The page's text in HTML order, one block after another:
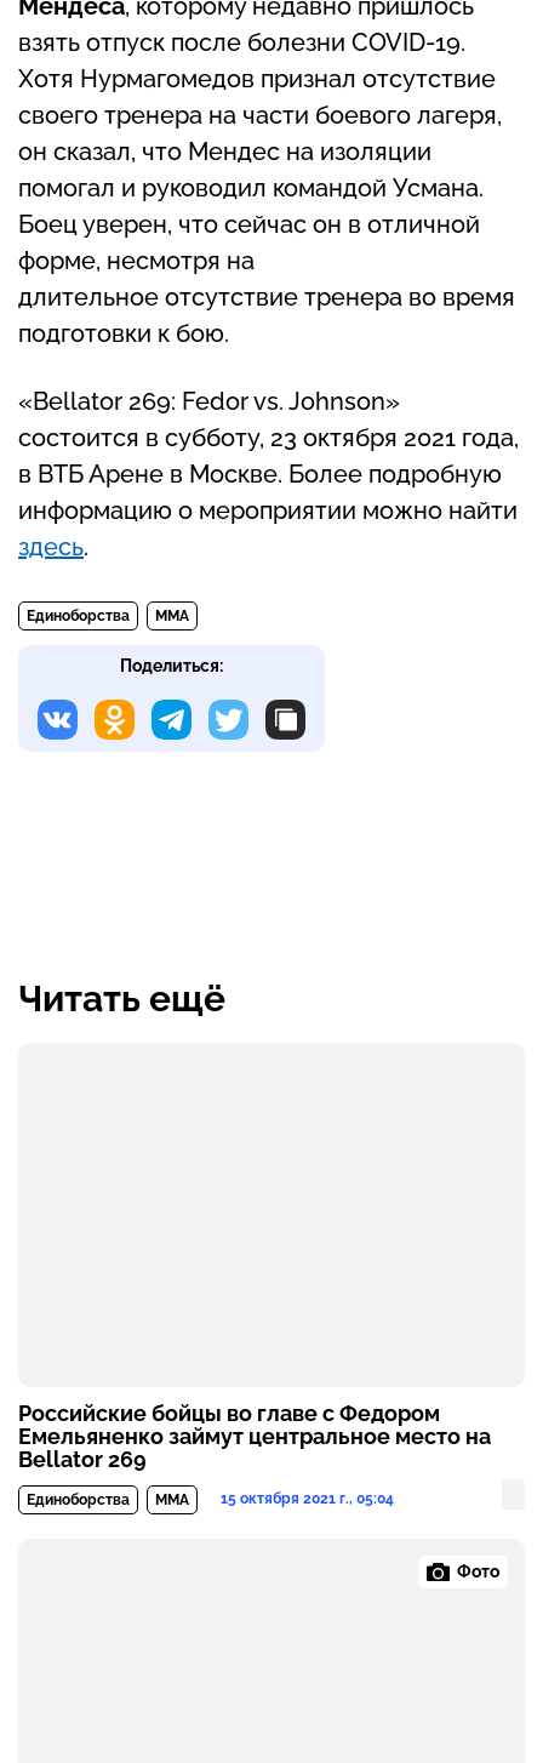
Мендеса, которому недавно пришлось
взять отпуск после болезни COVID-19.
Хотя Нурмагомедов признал отсутствие
своего тренера на части боевого лагеря,
он сказал, что Мендес на изоляции
помогал и руководил командой Усмана.
Боец уверен, что сейчас он в отличной
форме, несмотря на
длительное отсутствие тренера во время
подготовки к бою.
«Bellator 269: Fedor vs. Johnson»
состоится в субботу, 23 октября 2021 года,
в ВТБ Арене в Москве. Более подробную
информацию о мероприятии можно найти
здесь.
Единоборства MMA
Поделиться:
Читать ещё
Российские бойцы во главе с Федором
Емельяненко займут центральное место на
Bellator 269
Единоборства MMA 15 октября 2021 г., 05:04
Фото